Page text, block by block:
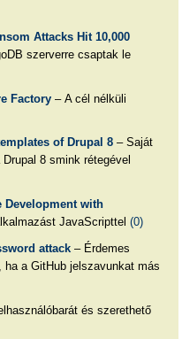
Attacks Hit 10,000
szerverre csaptak le
Factory– A cél nélküli
of Drupal 8– Saját
8 smink rétegével
Development with
JavaScripttel (0)
attack– Érdemes
a GitHub jelszavunkat más
és szerethető